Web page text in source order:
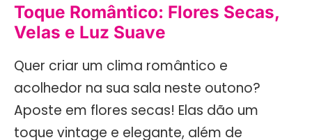
Toque Romântico: Flores Secas,
Velas e Luz Suave
Quer criar um clima romântico e
acolhedor na sua sala neste outono?
Aposte em flores secas! Elas dão um
toque vintage e elegante, além de